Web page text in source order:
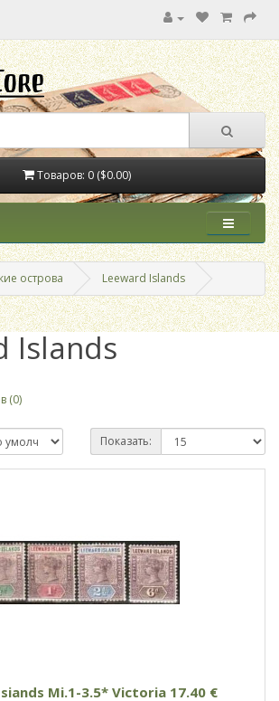
Товаров: 0 ($0.00)
острова Leeward Islands
Islands
(0)
Показать:
Mi.1-3.5* Victoria 17.40 €